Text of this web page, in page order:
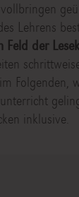
Lehrens
Feld der
Folgenden,
inklusive.